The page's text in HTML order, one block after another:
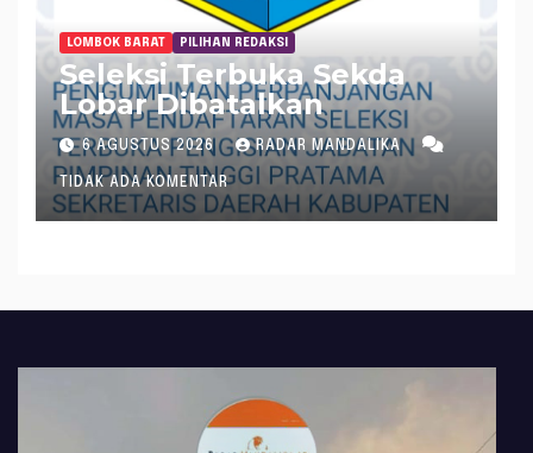
LOMBOK BARAT PILIHAN REDAKSI
Seleksi Terbuka Sekda
Lobar Dibatalkan
6 AGUSTUS 2026 RADAR MANDALIKA
TIDAK ADA KOMENTAR